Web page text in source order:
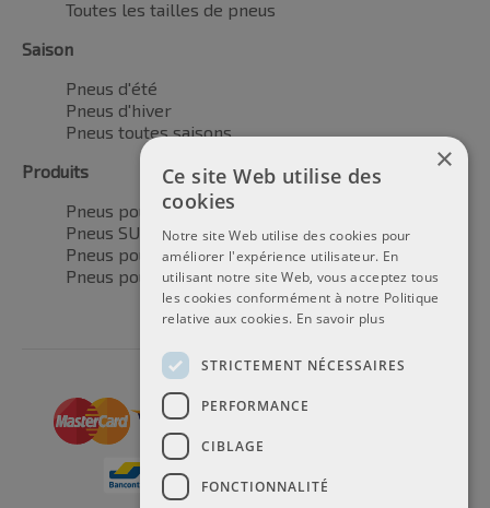
Toutes les tailles de pneus
Saison
Pneus d'été
Pneus d'hiver
Pneus toutes saisons
Produits
Pneus pour voitures
Pneus SUV / 4x4
Pneus pour camionnettes
Pneus pour motos
×
Ce site Web utilise des
cookies
Notre site Web utilise des cookies pour
améliorer l'expérience utilisateur. En
utilisant notre site Web, vous acceptez tous
les cookies conformément à notre Politique
relative aux cookies. En savoir plus
STRICTEMENT NÉCESSAIRES
PERFORMANCE
CIBLAGE
FONCTIONNALITÉ